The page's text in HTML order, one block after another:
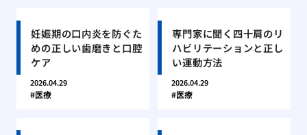
妊娠期の口内炎を防ぐた
めの正しい歯磨きと口腔
ケア
2026.04.29
医療
専門家に聞く四十肩のリ
ハビリテーションと正し
い運動方法
2026.04.29
医療